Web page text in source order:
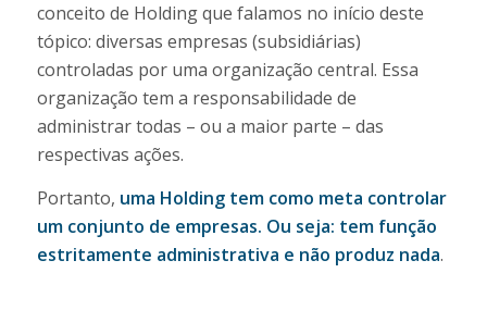
conceito de Holding que falamos no início deste
tópico: diversas empresas (subsidiárias)
controladas por uma organização central. Essa
organização tem a responsabilidade de
administrar todas – ou a maior parte – das
respectivas ações.
Portanto, uma Holding tem como meta controlar
um conjunto de empresas. Ou seja: tem função
estritamente administrativa e não produz nada.